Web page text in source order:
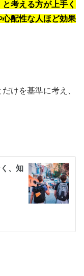
考える方が上手く
配性な人ほど効果
けを基準に考え、